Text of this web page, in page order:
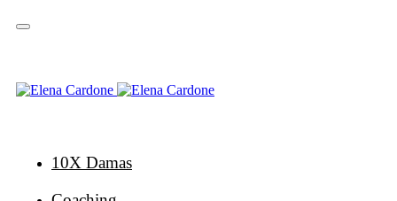
Saltar
Saltar
principal
10X Damas